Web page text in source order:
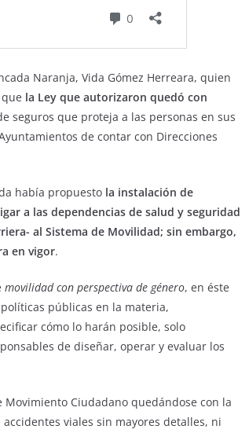
Naranja, Vida Gómez Herreara, quien
la Ley que autorizaron quedó con
seguros que proteja a las personas en sus
de contar con Direcciones
había propuesto la instalación de
a las dependencias de salud y seguridad
al Sistema de Movilidad; sin embargo,
en vigor.
movilidad con perspectiva de género, en éste
públicas en la materia,
cómo lo harán posible, solo
de diseñar, operar y evaluar los
Ciudadano quedándose con la
viales sin mayores detalles, ni